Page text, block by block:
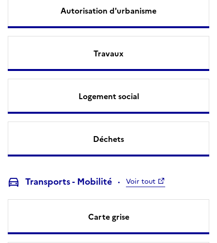
Autorisation d'urbanisme
Travaux
Logement social
Déchets
Transports - Mobilité Voir tout
Carte grise